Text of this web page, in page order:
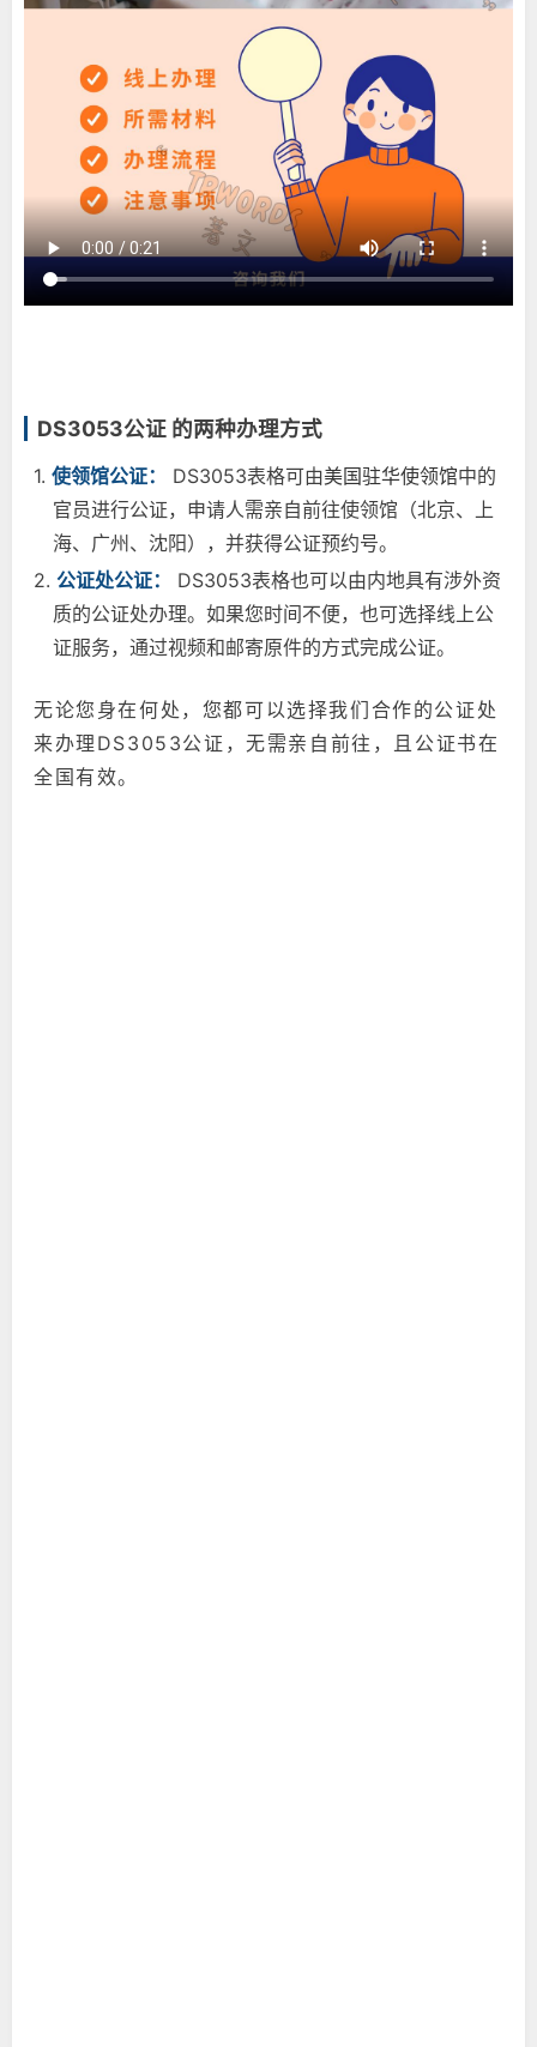
DS3053公证 的两种办理方式
1. 使领馆公证： DS3053表格可由美国驻华使领馆中的
官员进行公证，申请人需亲自前往使领馆（北京、上
海、广州、沈阳），并获得公证预约号。
2. 公证处公证：
DS3053表格也可以由内地具有涉外资
质的公证处办理。如果您时间不便，也可选择线上公
证服务，通过视频和邮寄原件的方式完成公证。
无论您身在何处，您都可以选择我们合作的公证处
来办理DS3053公证，无需亲自前往，且公证书在
全国有效。